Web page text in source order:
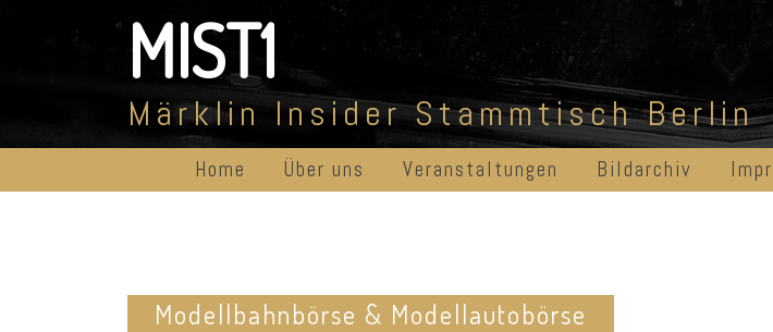
MIST1
Märklin Insider Stammtisch Berlin
Home Über uns Veranstaltungen Bildarchiv
Modellbahnbörse & Modellautobörse